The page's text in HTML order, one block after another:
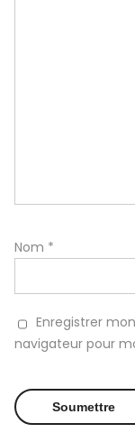
Nom *
Enregistrer
navigateur pour